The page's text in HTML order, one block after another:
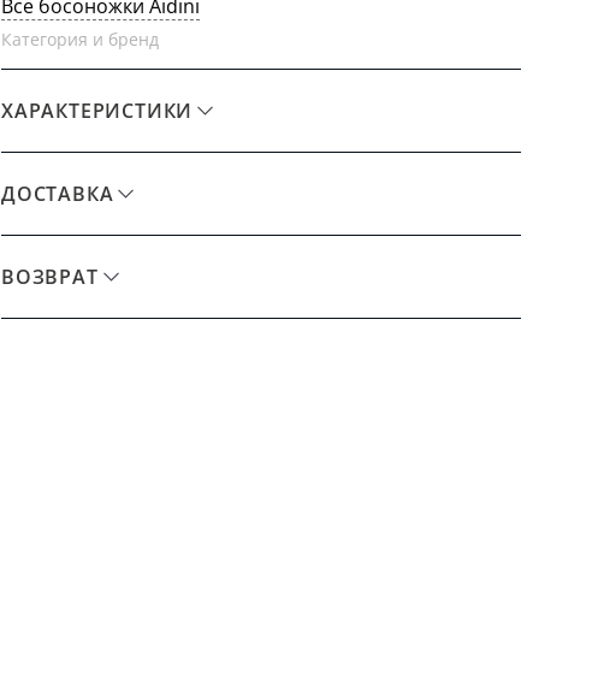
Все босоножки Aidini
Категория и бренд
ХАРАКТЕРИСТИКИ
ДОСТАВКА
ВОЗВРАТ